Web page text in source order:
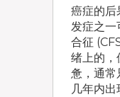
癌症的后
发症之一
合征
绪上的，
惫，通常
几年内出